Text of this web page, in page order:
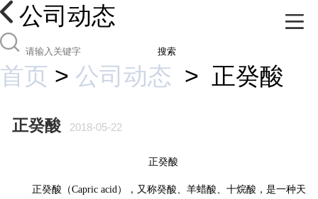
公司动态
搜索
首页 > 公司动态 > 正癸酸
正癸酸 2018-05-22
正癸酸
正癸酸 （Capric acid ），又称癸酸、羊蜡酸、十烷酸，是一种天